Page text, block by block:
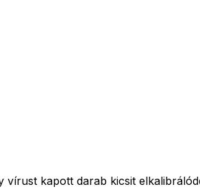
kapott darab kicsit